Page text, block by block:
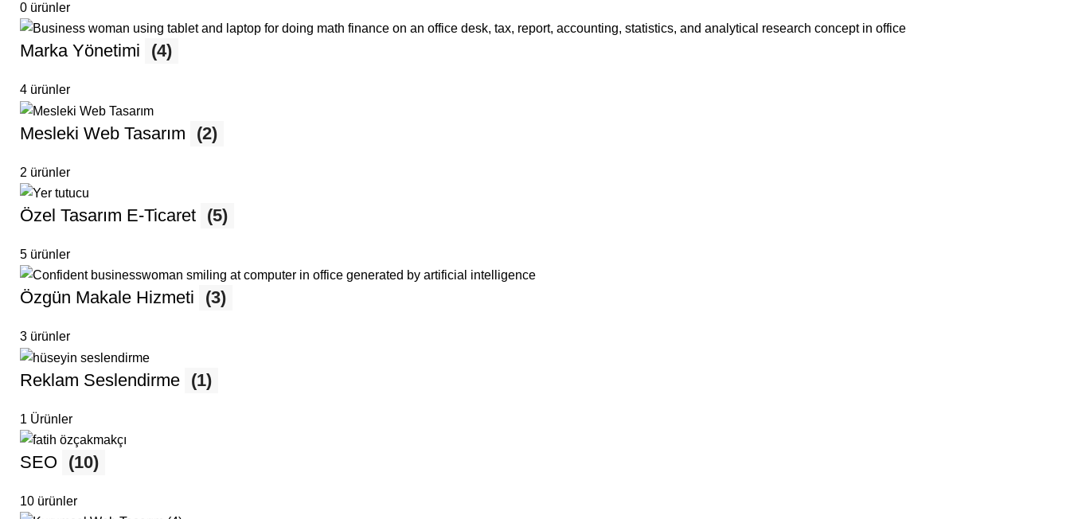
0 ürünler
Marka Yönetimi (4)
4 ürünler
Mesleki Web Tasarım (2)
2 ürünler
Özel Tasarım E-Ticaret (5)
5 ürünler
Özgün Makale Hizmeti (3)
3 ürünler
Reklam Seslendirme (1)
1 Ürünler
SEO (10)
10 ürünler